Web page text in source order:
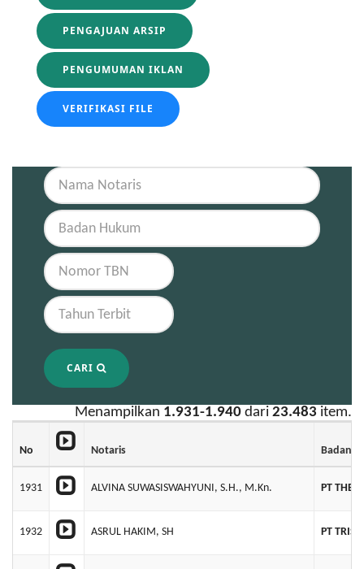
PENGAJUAN ARSIP
PENGUMUMAN IKLAN
VERIFIKASI FILE
CARI
Menampilkan 1.931-1.940 dari 23.483 item.
No Notaris Badan
1931 ALVINA SUWASISWAHYUNI, S.H., M.Kn. PT THE
1932 ASRUL HAKIM, SH PT